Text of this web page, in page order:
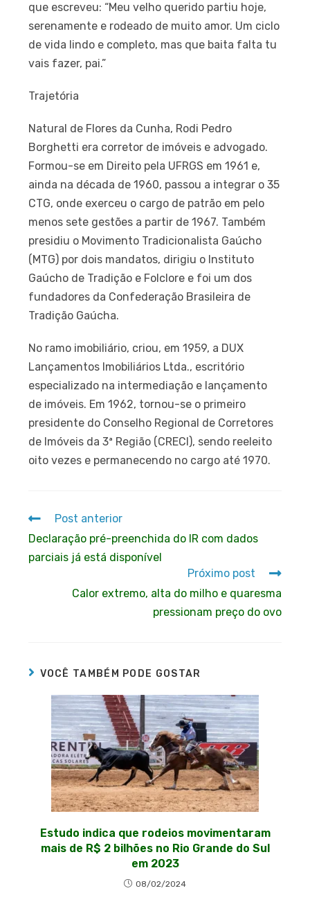
que escreveu: “Meu velho querido partiu hoje,
serenamente e rodeado de muito amor. Um ciclo
de vida lindo e completo, mas que baita falta tu
vais fazer, pai.”
Trajetória
Natural de Flores da Cunha, Rodi Pedro
Borghetti era corretor de imóveis e advogado.
Formou-se em Direito pela UFRGS em 1961 e,
ainda na década de 1960, passou a integrar o 35
CTG, onde exerceu o cargo de patrão em pelo
menos sete gestões a partir de 1967. Também
presidiu o Movimento Tradicionalista Gaúcho
(MTG) por dois mandatos, dirigiu o Instituto
Gaúcho de Tradição e Folclore e foi um dos
fundadores da Confederação Brasileira de
Tradição Gaúcha.
No ramo imobiliário, criou, em 1959, a DUX
Lançamentos Imobiliários Ltda., escritório
especializado na intermediação e lançamento
de imóveis. Em 1962, tornou-se o primeiro
presidente do Conselho Regional de Corretores
de Imóveis da 3ª Região (CRECI), sendo reeleito
oito vezes e permanecendo no cargo até 1970.
Post anterior
Declaração pré-preenchida do IR com dados
parciais já está disponível
Próximo post
Calor extremo, alta do milho e quaresma
pressionam preço do ovo
VOCÊ TAMBÉM PODE GOSTAR
Estudo indica que rodeios movimentaram
mais de R$ 2 bilhões no Rio Grande do Sul
em 2023
08/02/2024